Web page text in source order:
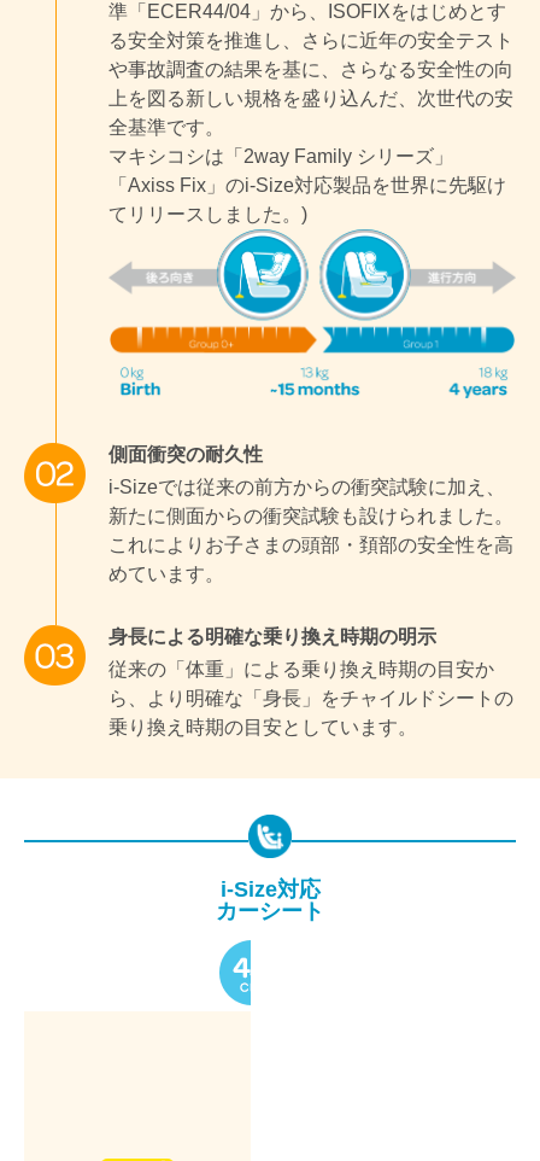
準「ECER44/04」から、ISOFIXをはじめとす
る安全対策を推進し、さらに近年の安全テスト
や事故調査の結果を基に、さらなる安全性の向
上を図る新しい規格を盛り込んだ、次世代の安
全基準です。
マキシコシは「2way Family シリーズ」
「Axiss Fix」のi-Size対応製品を世界に先駆け
てリリースしました。)
側面衝突の耐久性
i-Sizeでは従来の前方からの衝突試験に加え、
新たに側面からの衝突試験も設けられました。
これによりお子さまの頭部・頚部の安全性を高
めています。
身長による明確な乗り換え時期の明示
従来の「体重」による乗り換え時期の目安か
ら、より明確な「身長」をチャイルドシートの
乗り換え時期の目安としています。
i-Size対応
カーシート